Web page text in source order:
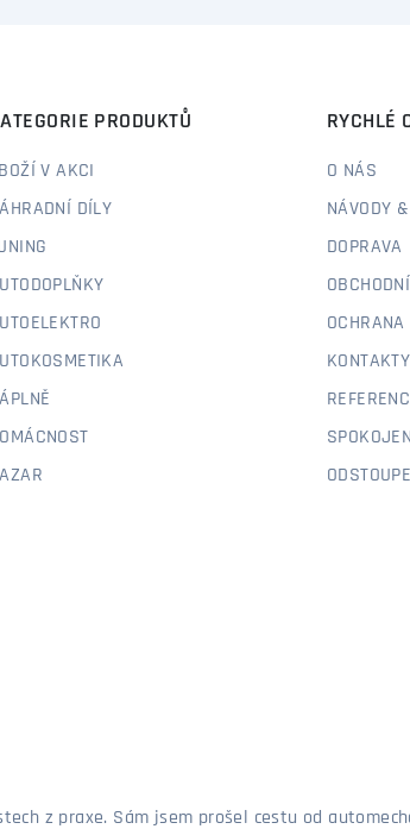
PRODUKTŮ
V AKCI
DÍLY
RYCHLÉ
O NÁS
NÁVODY
DOPRAVA
KONTAKTY
z praxe. Sám jsem prošel cestu od